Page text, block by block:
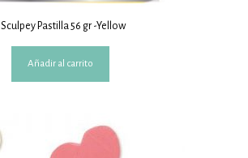
Sculpey Pastilla 56 gr -Yellow
Añadir al carrito